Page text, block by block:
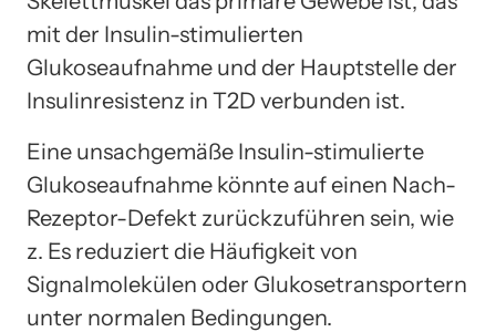
mit der Insulin-stimulierten
Glukoseaufnahme und der Hauptstelle der
Insulinresistenz in T2D verbunden ist.
Eine unsachgemäße Insulin-stimulierte
Glukoseaufnahme könnte auf einen Nach-
Rezeptor-Defekt zurückzuführen sein, wie
z. Es reduziert die Häufigkeit von
Signalmolekülen oder Glukosetransportern
unter normalen Bedingungen.